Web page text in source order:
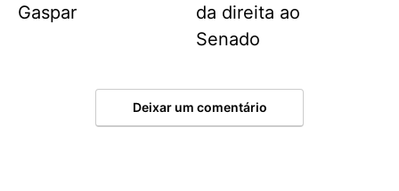
Gaspar
da direita ao
Senado
Deixar um comentário